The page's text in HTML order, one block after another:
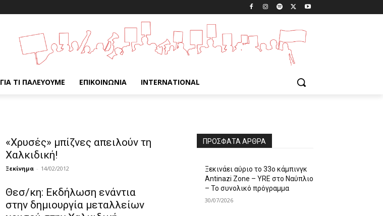
ΓΙΑ ΤΙ ΠΑΛΕΎΟΥΜΕ ΕΠΙΚΟΙΝΩΝΊΑ INTERNATIONAL
«Χρυσές» μπίζνες απειλούν τη
Χαλκιδική!
Ξεκίνημα - 14/02/2012
Θεσ/κη: Εκδήλωση ενάντια
στην δημιουργία μεταλλείων
ΠΡΌΣΦΑΤΑ ΆΡΘΡΑ
Ξεκινάει αύριο το 33ο κάμπινγκ
Antinazi Zone – YRE στο Ναύπλιο
– Το συνολικό πρόγραμμα
30/07/2026